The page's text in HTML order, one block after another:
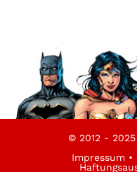
© 2012 -
Impressum •